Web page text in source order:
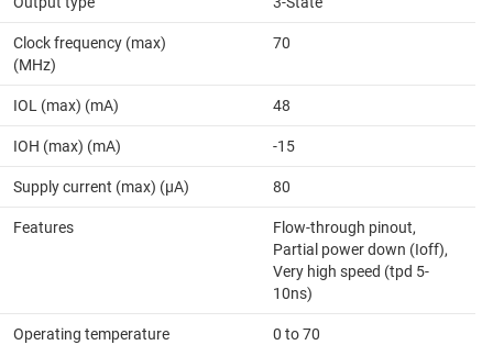
Clock frequency (max)
(MHz)
70
IOL (max) (mA) 48
IOH (max) (mA) -15
Supply current (max) (µA) 80
Features
Flow-through pinout,
Partial power down (Ioff),
Very high speed (tpd 5-
10ns)
Operating temperature
0 to 70